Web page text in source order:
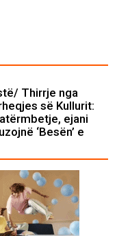
Thirrje nga
së Kullurit:
ejani
‘Besën’ e